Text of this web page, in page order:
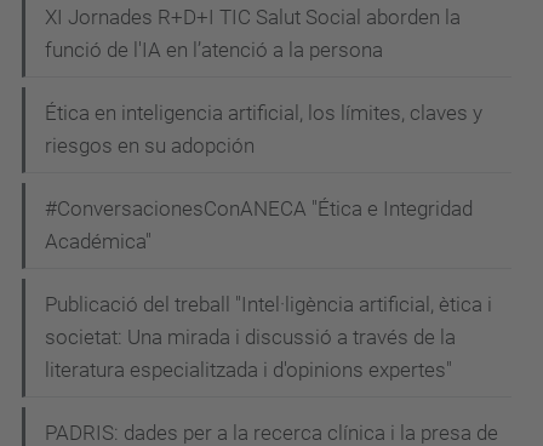
XI Jornades R+D+I TIC Salut Social aborden la
funció de l'IA en l’atenció a la persona
Ética en inteligencia artificial, los límites, claves y
riesgos en su adopción
#ConversacionesConANECA "Ética e Integridad
Académica"
Publicació del treball "Intel·ligència artificial, ètica i
societat: Una mirada i discussió a través de la
literatura especialitzada i d'opinions expertes"
PADRIS: dades per a la recerca clínica i la presa de